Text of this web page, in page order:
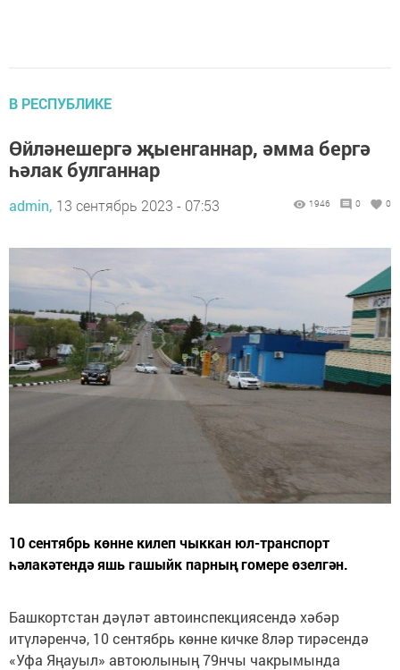
В РЕСПУБЛИКЕ
Өйләнешергә җыенганнар, әмма бергә
һәлак булганнар
admin, 13 сентябрь 2023 - 07:53 1946 0 0
10 сентябрь көнне килеп чыккан юл-транспорт
һәлакәтендә яшь гашыйк парның гомере өзелгән.
Башкортстан дәүләт автоинспекциясендә хәбәр
итүләренчә, 10 сентябрь көнне кичке 8ләр тирәсендә
«Уфа Яңауыл» автоюлының 79нчы чакрымында